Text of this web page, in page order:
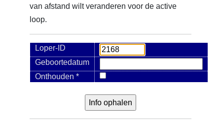
van afstand wilt veranderen voor de active
loop.
Loper-ID
Geboortedatum
Onthouden *